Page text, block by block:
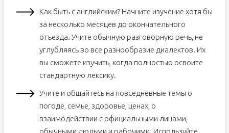
Как быть с английским? Начните изучение хотя бы
за несколько месяцев до окончательного
отъезда. Учите обычную разговорную речь, не
углубляясь во все разнообразие диалектов. Их
вы сможете изучить, когда полностью освоите
стандартную лексику.
Учите и общайтесь на повседневные темы о
погоде, семье, здоровье, ценах, о
взаимодействии с официальными лицами,
обычными людьми и рабочими. Используйте